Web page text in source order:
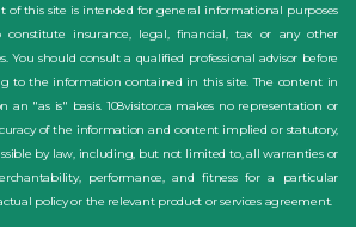
of this site is intended for general informational purposes
insurance, legal, financial, tax or any other
You should consult a qualified professional advisor before
to the information contained in this site. The content in
an "as is" basis. 108visitor.ca makes no representation or
of the information and content implied or statutory,
by law, including, but not limited to, all warranties or
performance, and fitness for a particular
policy or the relevant product or services agreement.